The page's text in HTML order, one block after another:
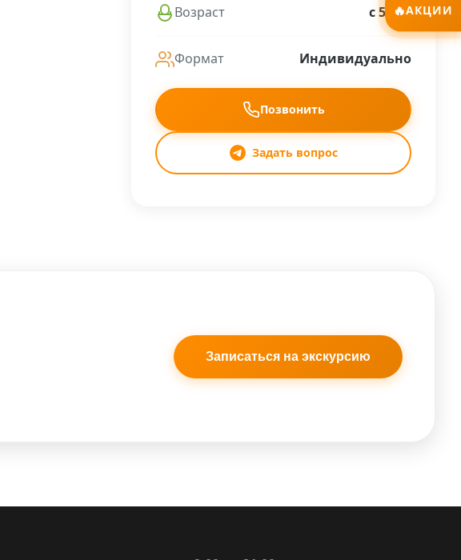
Возраст с 5 лет
Формат Индивидуально
Позвонить
Задать вопрос
Записаться на экскурсию
🔥АКЦИИ